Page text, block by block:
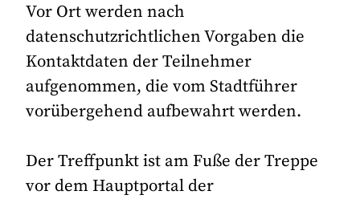
Vor Ort werden nach
datenschutzrichtlichen Vorgaben die
Kontaktdaten der Teilnehmer
aufgenommen, die vom Stadtführer
vorübergehend aufbewahrt werden.
Der Treffpunkt ist am Fuße der Treppe
vor dem Hauptportal der